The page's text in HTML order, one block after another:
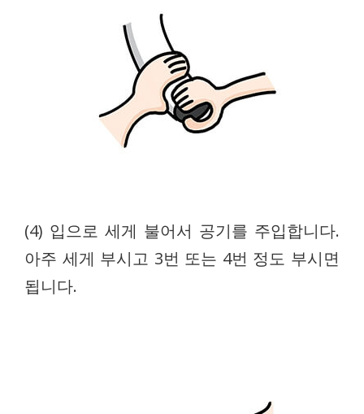
(4) 입으로 세게 불어서 공기를 주입합니다.
아주 세게 부시고 3번 또는 4번 정도 부시면
됩니다.